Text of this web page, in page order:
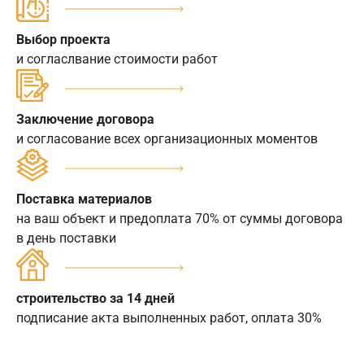
Выбор проекта
и согласлвание стоимости работ
Заключение договора
и согласование всех организационных моментов
Поставка материалов
на ваш объект и предоплата 70% от суммы договора
в день поставки
строительство за 14 дней
подписание акта выполненных работ, оплата 30%